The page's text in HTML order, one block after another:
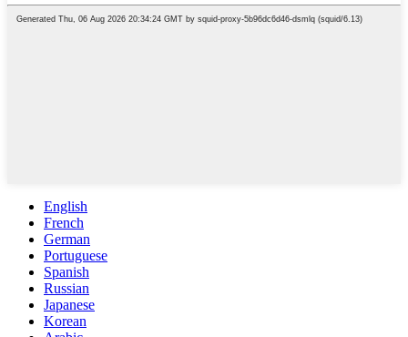
English
French
German
Portuguese
Spanish
Russian
Japanese
Korean